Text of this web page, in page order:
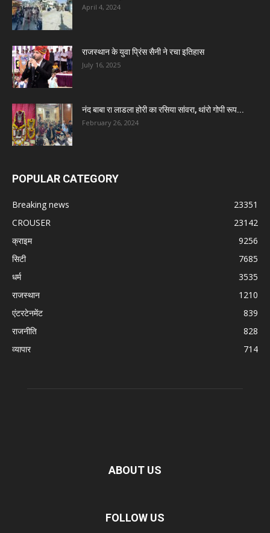
April 4, 2024
राजस्थान के युवा प्रिंस सैनी ने रचा इतिहास
July 16, 2025
नंद बाबा रा लाडला होरी का रसिया सांवरा, थांरो गोपी रूप...
February 26, 2024
POPULAR CATEGORY
Breaking news
23351
CROUSER
23142
क्राइम
9256
सिटी
7685
धर्म
3535
राजस्थान
1210
एंटरटेनमेंट
839
राजनीति
828
व्यापार
714
ABOUT US
FOLLOW US